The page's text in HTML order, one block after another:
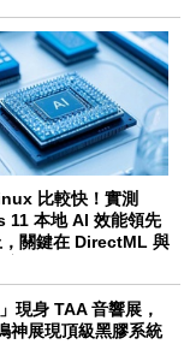
比較快！實測
11 本地 AI 效能領先
關鍵在 DirectML 與
現身 TAA 音響展，
神展現頂級黑膠系統